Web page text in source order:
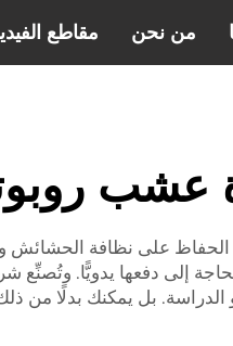
مقاطع من نحن
عشب
على نظافة الحشائش
إلى دفعها يدويًّا. وتُصنِّع
بل يمكنك بدلًا من